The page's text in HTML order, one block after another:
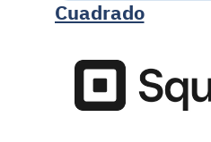
Cuadrado